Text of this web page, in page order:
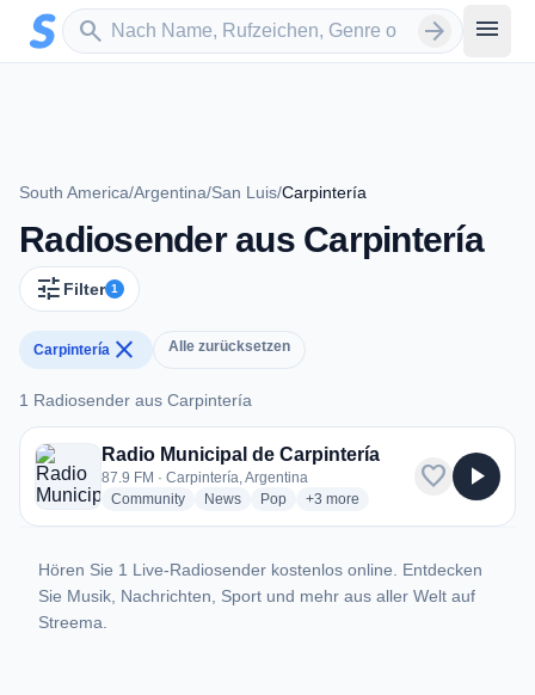
Zum Hauptinhalt springen
search
Sender suchen arrow_forward menu
South America/Argentina/San Luis/Carpintería
Radiosender aus Carpintería
tune Filter 1
Carpintería close Alle zurücksetzen
1 Radiosender aus Carpintería
1 Radiosender aus Carpintería
Radio Municipal de Carpintería
87.9 FM · Carpintería, Argentina
Communityradio stations
Newsradio stations
Popradio stations
+3 more genres for Radio
more
favorite play_arrow
Hören Sie 1 Live-Radiosender kostenlos online. Entdecken
Sie Musik, Nachrichten, Sport und mehr aus aller Welt auf
Streema.